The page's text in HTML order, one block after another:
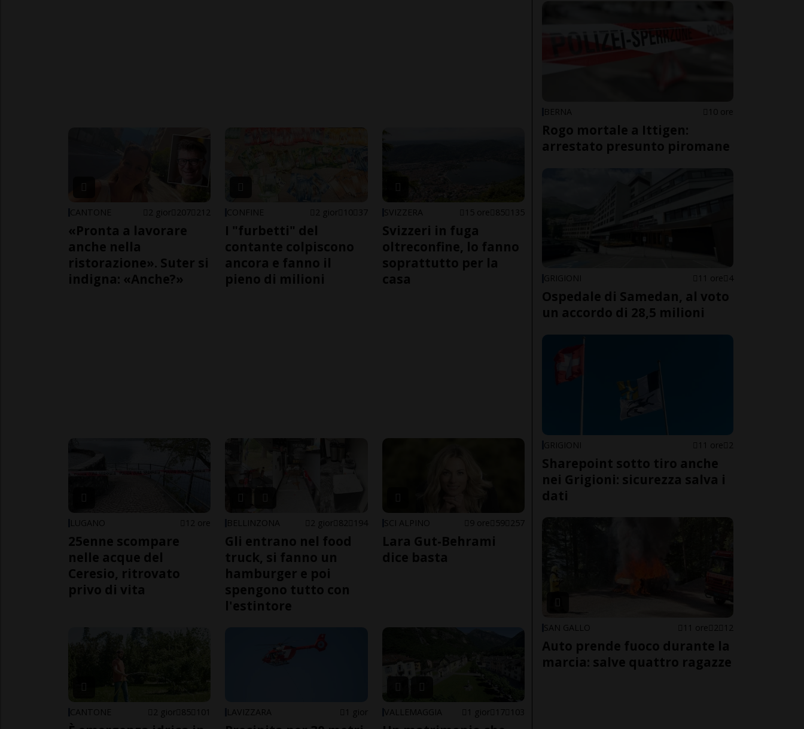
CANTONE 2 gior 207 212
«Pronta a lavorare
anche nella
ristorazione». Suter si
indigna: «Anche?»
CONFINE 2 gior 10 37
I "furbetti" del
contante colpiscono
ancora e fanno il
pieno di milioni
SVIZZERA 15 ore 85 135
Svizzeri in fuga
oltreconfine, lo fanno
soprattutto per la
casa
LUGANO 12 ore
25enne scompare
nelle acque del
Ceresio, ritrovato
privo di vita
BELLINZONA 2 gior 82 194
Gli entrano nel food
truck, si fanno un
hamburger e poi
spengono tutto con
l'estintore
SCI ALPINO 9 ore 59 257
Lara Gut-Behrami
dice basta
CANTONE 2 gior 85 101 LAVIZZARA 1 gior VALLEMAGGIA 1 gior 17 103
BERNA 10 ore
Rogo mortale a Ittigen:
arrestato presunto piromane
GRIGIONI 11 ore 4
Ospedale di Samedan, al voto
un accordo di 28,5 milioni
GRIGIONI 11 ore 2
Sharepoint sotto tiro anche
nei Grigioni: sicurezza salva i
dati
SAN GALLO 11 ore 2 12
Auto prende fuoco durante la
marcia: salve quattro ragazze